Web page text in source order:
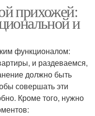
прихожей:
и
функционалом:
и раздеваемся,
должно быть
совершать эти
Кроме того, нужно